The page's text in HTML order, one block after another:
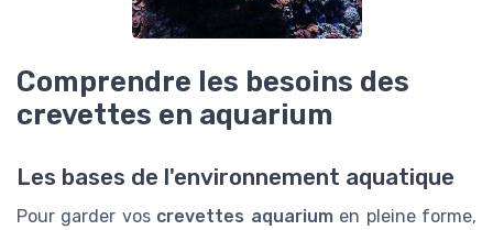
Comprendre les besoins des
crevettes en aquarium
Les bases de l'environnement aquatique
Pour garder vos crevettes aquariumen pleine forme,